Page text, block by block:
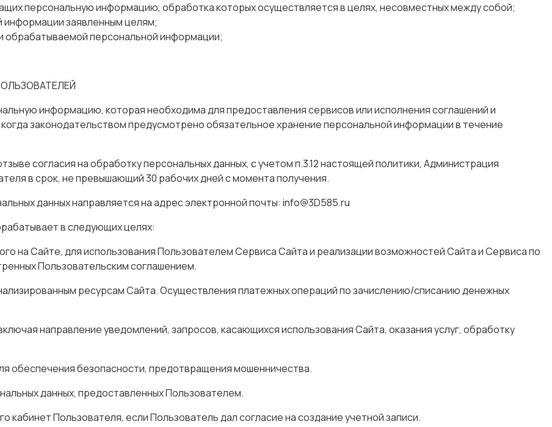
персональную информацию, обработка которых осуществляется в целях, несовместных между собой;
заявленным целям;
обрабатываемой персональной информации;
информацию, которая необходима для предоставления сервисов или исполнения соглашений и
законодательством предусмотрено обязательное хранение персональной информации в течение
согласия на обработку персональных данных, с учетом п.3.12 настоящей политики, Администрация
в срок, не превышающий 30 рабочих дней с момента получения.
данных направляется на адрес электронной почты: info@3D585.ru
в следующих целях:
на Сайте, для использования Пользователем Сервиса Сайта и реализации возможностей Сайта и Сервиса по
Пользовательским соглашением.
ресурсам Сайта. Осуществления платежных операций по зачислению/списанию денежных
направление уведомлений, запросов, касающихся использования Сайта, оказания услуг, обработку
обеспечения безопасности, предотвращения мошенничества.
данных, предоставленных Пользователем.
кабинет Пользователя, если Пользователь дал согласие на создание учетной записи.